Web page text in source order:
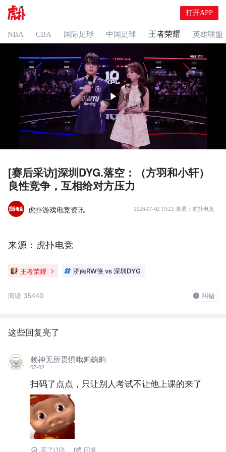
打开APP
NBA CBA 国际足球 中国足球 王者荣耀 英雄联盟
[赛后采访]深圳DYG.落空：（方羽和小轩）
良性竞争，互相给对方压力
虎扑游戏电竞资讯 2026-07-02 19:22 来源： 虎扑电竞
来源：虎扑电竞
王者荣耀 济南RW侠 vs 深圳DYG
阅读 35440 纠错
这些回复亮了
赖神无所畏惧哦齁齁齁
07-02
扫码了点点，只让别人考试不让他上课的来了
亮了(10) 回复